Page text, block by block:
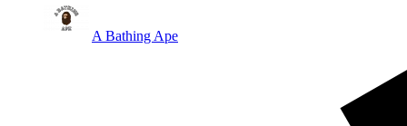
A Bathing Ape